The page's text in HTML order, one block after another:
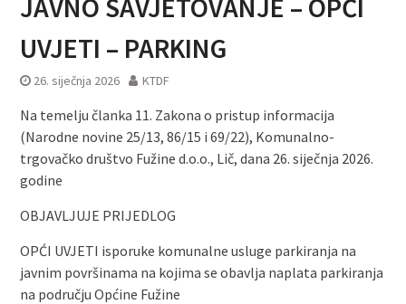
JAVNO SAVJETOVANJE – OPĆI
UVJETI – PARKING
26. siječnja 2026 KTDF
Na temelju članka 11. Zakona o pristup informacija
(Narodne novine 25/13, 86/15 i 69/22), Komunalno-
trgovačko društvo Fužine d.o.o., Lič, dana 26. siječnja 2026.
godine
OBJAVLJUJE PRIJEDLOG
OPĆI UVJETI isporuke komunalne usluge parkiranja na
javnim površinama na kojima se obavlja naplata parkiranja
na području Općine Fužine